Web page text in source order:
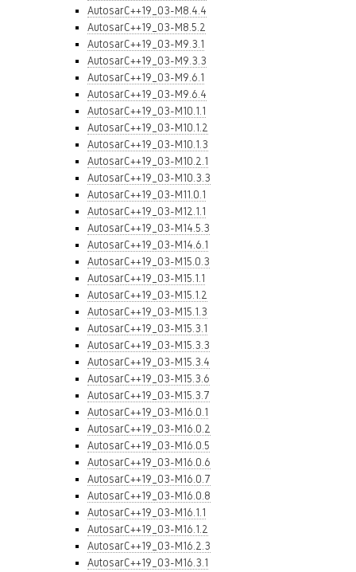
AutosarC++19_03-M8.4.4
AutosarC++19_03-M8.5.2
AutosarC++19_03-M9.3.1
AutosarC++19_03-M9.3.3
AutosarC++19_03-M9.6.1
AutosarC++19_03-M9.6.4
AutosarC++19_03-M10.1.1
AutosarC++19_03-M10.1.2
AutosarC++19_03-M10.1.3
AutosarC++19_03-M10.2.1
AutosarC++19_03-M10.3.3
AutosarC++19_03-M11.0.1
AutosarC++19_03-M12.1.1
AutosarC++19_03-M14.5.3
AutosarC++19_03-M14.6.1
AutosarC++19_03-M15.0.3
AutosarC++19_03-M15.1.1
AutosarC++19_03-M15.1.2
AutosarC++19_03-M15.1.3
AutosarC++19_03-M15.3.1
AutosarC++19_03-M15.3.3
AutosarC++19_03-M15.3.4
AutosarC++19_03-M15.3.6
AutosarC++19_03-M15.3.7
AutosarC++19_03-M16.0.1
AutosarC++19_03-M16.0.2
AutosarC++19_03-M16.0.5
AutosarC++19_03-M16.0.6
AutosarC++19_03-M16.0.7
AutosarC++19_03-M16.0.8
AutosarC++19_03-M16.1.1
AutosarC++19_03-M16.1.2
AutosarC++19_03-M16.2.3
AutosarC++19_03-M16.3.1